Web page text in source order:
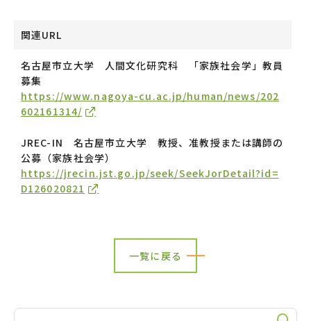
関連URL
名古屋市立大学 人間文化研究科 「家族社会学」教員
募集
https://www.nagoya-cu.ac.jp/human/news/202
602161314/
JREC-IN 名古屋市立大学 教授、准教授または講師の
公募（家族社会学）
https://jrecin.jst.go.jp/seek/SeekJorDetail?id=
D126020821
一覧に戻る